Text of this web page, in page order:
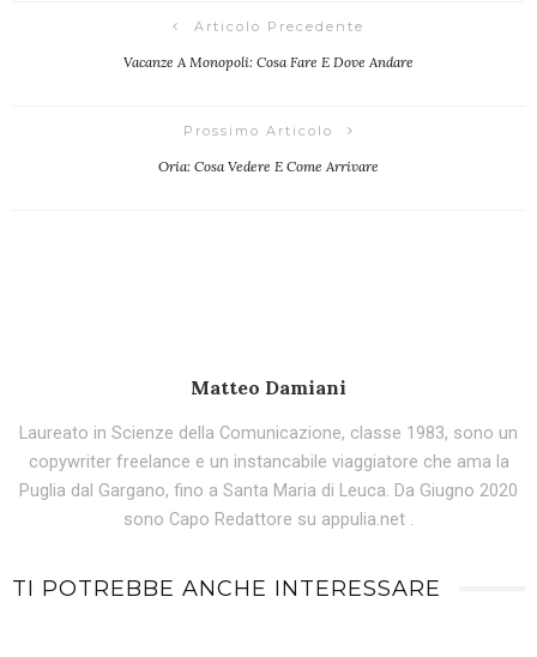
Articolo Precedente
Vacanze A Monopoli: Cosa Fare E Dove Andare
Prossimo Articolo
Oria: Cosa Vedere E Come Arrivare
Matteo Damiani
Laureato in Scienze della Comunicazione, classe 1983, sono un
copywriter freelance e un instancabile viaggiatore che ama la
Puglia dal Gargano, fino a Santa Maria di Leuca. Da Giugno 2020
sono Capo Redattore su appulia.net .
TI POTREBBE ANCHE INTERESSARE